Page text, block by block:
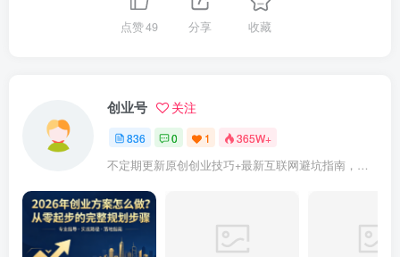
点赞49 分享 收藏
创业号 关注
836 0 1 365W+
不定期更新原创创业技巧+最新互联网避坑指南，助力企业或者个人快速成功创业